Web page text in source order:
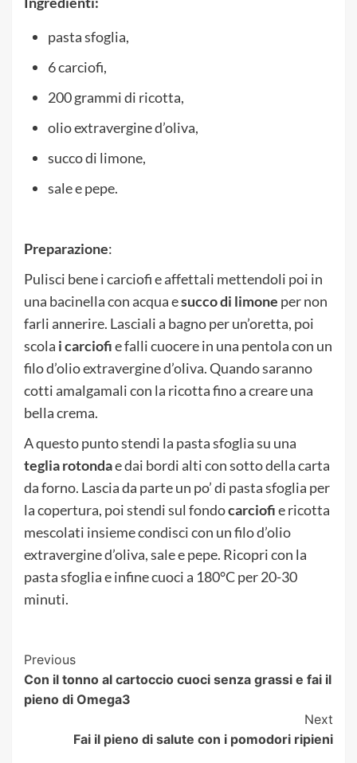
pasta sfoglia,
6 carciofi,
200 grammi di ricotta,
olio extravergine d’oliva,
succo di limone,
sale e pepe.
Preparazione:
Pulisci bene i carciofi e affettali mettendoli poi in
una bacinella con acqua esucco di limone per non
farli annerire. Lasciali a bagno per un’oretta, poi
scola i carciofie falli cuocere in una pentola con un
filo d’olio extravergine d’oliva. Quando saranno
cotti amalgamali con la ricotta fino a creare una
bella crema.
A questo punto stendi la pasta sfoglia su una
teglia rotondae dai bordi alti con sotto della carta
da forno. Lascia da parte un po’ di pasta sfoglia per
la copertura, poi stendi sul fondocarciofie ricotta
mescolati insieme condisci con un filo d’olio
extravergine d’oliva, sale e pepe. Ricopri con la
pasta sfoglia e infine cuoci a 180°C per 20-30
minuti.
Post
Navigation
Previous
Con il tonno al cartoccio cuoci senza grassi e fai il
pieno di Omega3
Next
Fai il pieno di salute con i pomodori ripieni